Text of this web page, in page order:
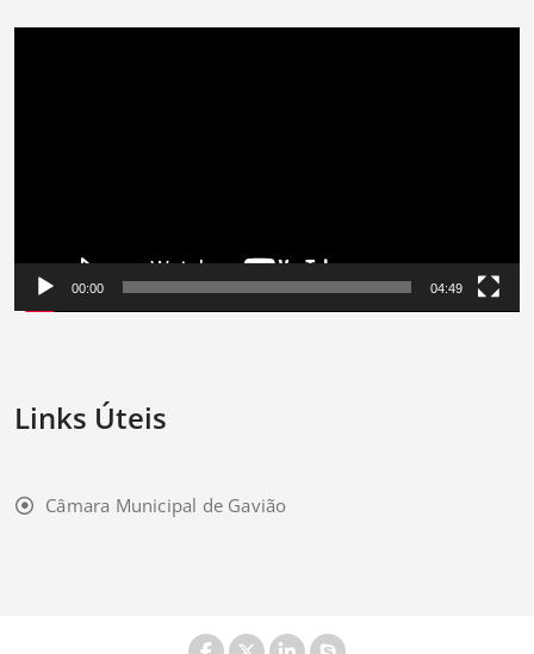
00:00 04:49
Links Úteis
Câmara Municipal de Gavião